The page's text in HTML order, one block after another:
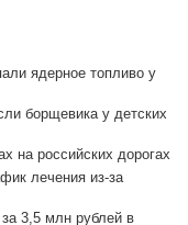
ядерное топливо у
борщевика у детских
на российских дорогах
лечения из-за
3,5 млн рублей в